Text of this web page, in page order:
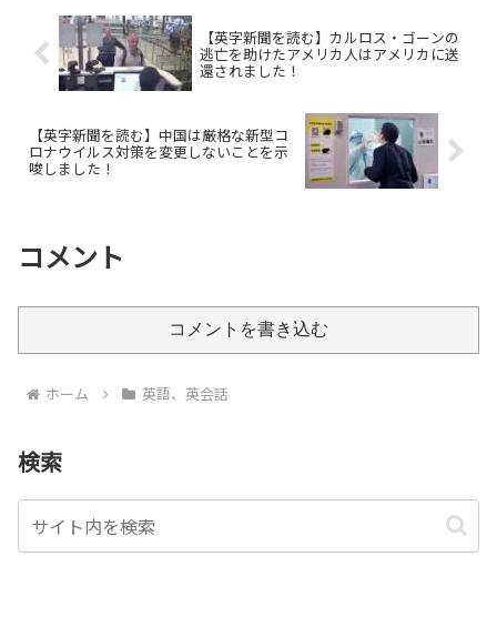
れは、コロナパンデミックの経済
への影響を小さくすることを目
的...
などの効果がなくなってしまい
ま...
【英字新聞を読む】カルロス・ゴーンの
逃亡を助けたアメリカ人はアメリカに送
還されました！
【英字新聞を読む】中国は厳格な新型コ
ロナウイルス対策を変更しないことを示
唆しました！
コメント
コメントを書き込む
ホーム 英語、英会話
検索